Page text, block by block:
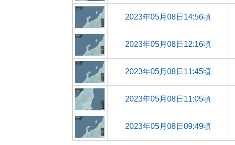
2023年05月08日14:56頃
2023年05月08日12:16頃
2023年05月08日11:45頃
2023年05月08日11:05頃
2023年05月08日09:49頃